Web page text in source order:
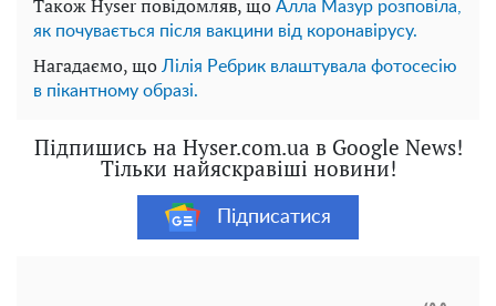
Також Hyser повідомляв, що Алла Мазур розповіла,
як почувається після вакцини від коронавірусу.
Нагадаємо, що Лілія Ребрик влаштувала фотосесію
в пікантному образі.
Підпишись на Hyser.com.ua в Google News!
Тільки найяскравіші новини!
Підписатися